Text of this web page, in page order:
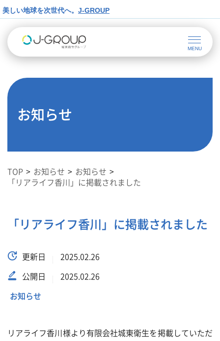
美しい地球を次世代へ。 J-GROUP
お知らせ
TOP お知らせ
お知らせ
「リアライフ香川」に掲載されました
「リアライフ香川」に掲載されました
更新日 2025.02.26
公開日 2025.02.26
お知らせ
リアライフ香川様より有限会社城東衛生を掲載していただ